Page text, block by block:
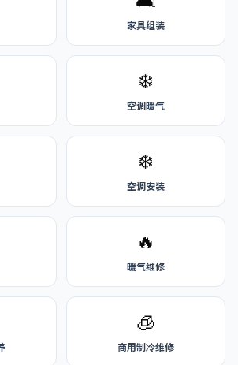
家具组装
❄️
空调暖气
❄️
空调安装
🔥
暖气维修
🧊
商用制冷维修